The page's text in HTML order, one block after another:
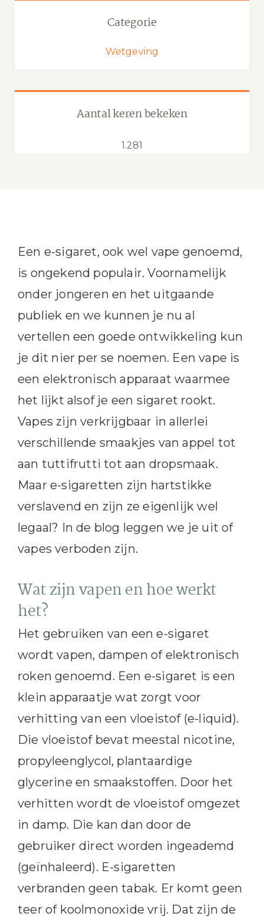
Categorie
Wetgeving
Aantal keren bekeken
1.281
Een e-sigaret, ook wel vape genoemd,
is ongekend populair. Voornamelijk
onder jongeren en het uitgaande
publiek en we kunnen je nu al
vertellen een goede ontwikkeling kun
je dit nier per se noemen. Een vape is
een elektronisch apparaat waarmee
het lijkt alsof je een sigaret rookt.
Vapes zijn verkrijgbaar in allerlei
verschillende smaakjes van appel tot
aan tuttifrutti tot aan dropsmaak.
Maar e-sigaretten zijn hartstikke
verslavend en zijn ze eigenlijk wel
legaal? In de blog leggen we je uit of
vapes verboden zijn.
Wat zijn vapen en hoe werkt
het?
Het gebruiken van een e-sigaret
wordt vapen, dampen of elektronisch
roken genoemd. Een e-sigaret is een
klein apparaatje wat zorgt voor
verhitting van een vloeistof (e-liquid).
Die vloeistof bevat meestal nicotine,
propyleenglycol, plantaardige
glycerine en smaakstoffen. Door het
verhitten wordt de vloeistof omgezet
in damp. Die kan dan door de
gebruiker direct worden ingeademd
(geïnhaleerd). E-sigaretten
verbranden geen tabak. Er komt geen
teer of koolmonoxide vrij. Dat zijn de